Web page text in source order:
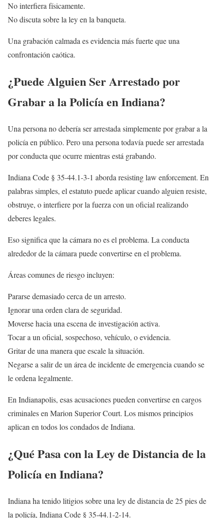
No interfiera físicamente.
No discuta sobre la ley en la banqueta.
Una grabación calmada es evidencia más fuerte que una
confrontación caótica.
¿Puede Alguien Ser Arrestado por
Grabar a la Policía en Indiana?
Una persona no debería ser arrestada simplemente por grabar a la
policía en público. Pero una persona todavía puede ser arrestada
por conducta que ocurre mientras está grabando.
Indiana Code § 35-44.1-3-1 aborda resisting law enforcement. En
palabras simples, el estatuto puede aplicar cuando alguien resiste,
obstruye, o interfiere por la fuerza con un oficial realizando
deberes legales.
Eso significa que la cámara no es el problema. La conducta
alrededor de la cámara puede convertirse en el problema.
Áreas comunes de riesgo incluyen:
Pararse demasiado cerca de un arresto.
Ignorar una orden clara de seguridad.
Moverse hacia una escena de investigación activa.
Tocar a un oficial, sospechoso, vehículo, o evidencia.
Gritar de una manera que escale la situación.
Negarse a salir de un área de incidente de emergencia cuando se
le ordena legalmente.
En Indianapolis, esas acusaciones pueden convertirse en cargos
criminales en Marion Superior Court. Los mismos principios
aplican en todos los condados de Indiana.
¿Qué Pasa con la Ley de Distancia de la
Policía en Indiana?
Indiana ha tenido litigios sobre una ley de distancia de 25 pies de
la policía, Indiana Code § 35-44.1-2-14.